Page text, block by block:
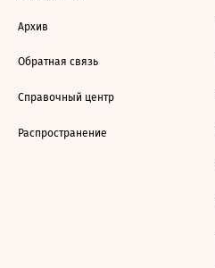
Архив
Обратная связь
Справочный центр
Распространение